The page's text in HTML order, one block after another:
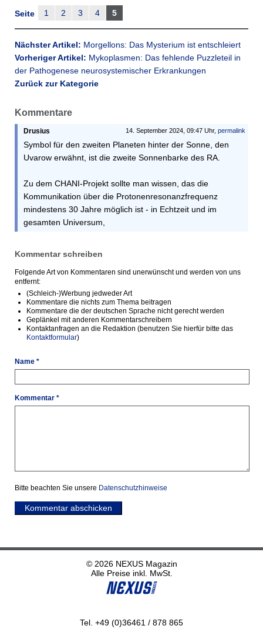
Seite 1 2 3 4 5
Nächster Artikel: Morgellons: Das Mysterium ist entschleiert
Vorheriger Artikel: Mykoplasmen: Das fehlende Puzzleteil in
der Pathogenese neurosystemischer Erkrankungen
Zurück zur Kategorie
Kommentare
14. September 2024, 09:47 Uhr, permalink
Drusius
Symbol für den zweiten Planeten hinter der Sonne, den
Uvarow erwähnt, ist die zweite Sonnenbarke des RA.
Zu dem CHANI-Projekt sollte man wissen, das die
Kommunikation über die Protonenresonanzfrequenz
mindestens 30 Jahre möglich ist - in Echtzeit und im
gesamten Universum,
Kommentar schreiben
Folgende Art von Kommentaren sind unerwünscht und werden von uns
entfernt:
(Schleich-)Werbung jedweder Art
Kommentare die nichts zum Thema beitragen
Kommentare die der deutschen Sprache nicht gerecht werden
Geplänkel mit anderen Kommentarschreibern
Kontaktanfragen an die Redaktion (benutzen Sie hierfür bitte das
Kontaktformular)
Name *
Kommentar *
Bitte beachten Sie unsere Datenschutzhinweise
Kommentar abschicken
© 2026 NEXUS Magazin
Alle Preise inkl. MwSt.
Tel. +49 (0)36461 / 878 865